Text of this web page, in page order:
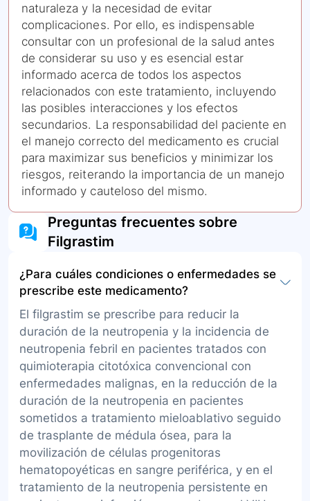
naturaleza y la necesidad de evitar
complicaciones. Por ello, es indispensable
consultar con un profesional de la salud antes
de considerar su uso y es esencial estar
informado acerca de todos los aspectos
relacionados con este tratamiento, incluyendo
las posibles interacciones y los efectos
secundarios. La responsabilidad del paciente en
el manejo correcto del medicamento es crucial
para maximizar sus beneficios y minimizar los
riesgos, reiterando la importancia de un manejo
informado y cauteloso del mismo.
Preguntas frecuentes sobre
Filgrastim
¿Para cuáles condiciones o enfermedades se
prescribe este medicamento?
El filgrastim se prescribe para reducir la
duración de la neutropenia y la incidencia de
neutropenia febril en pacientes tratados con
quimioterapia citotóxica convencional con
enfermedades malignas, en la reducción de la
duración de la neutropenia en pacientes
sometidos a tratamiento mieloablativo seguido
de trasplante de médula ósea, para la
movilización de células progenitoras
hematopoyéticas en sangre periférica, y en el
tratamiento de la neutropenia persistente en